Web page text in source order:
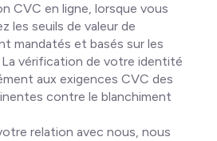
CVC en ligne, lorsque vous
les seuils de valeur de
mandatés et basés sur les
vérification de votre identité
aux exigences CVC des
contre le blanchiment
relation avec nous, nous